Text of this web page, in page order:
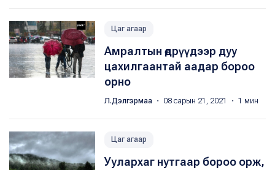
Цаг агаар
Амралтын өдрүүдээр дуу
цахилгаантай аадар бороо
орно
Л.Дэлгэрмаа ・ 08 сарын 21, 2021 ・ 1 мин
Цаг агаар
Уулархаг нутгаар бороо орж,